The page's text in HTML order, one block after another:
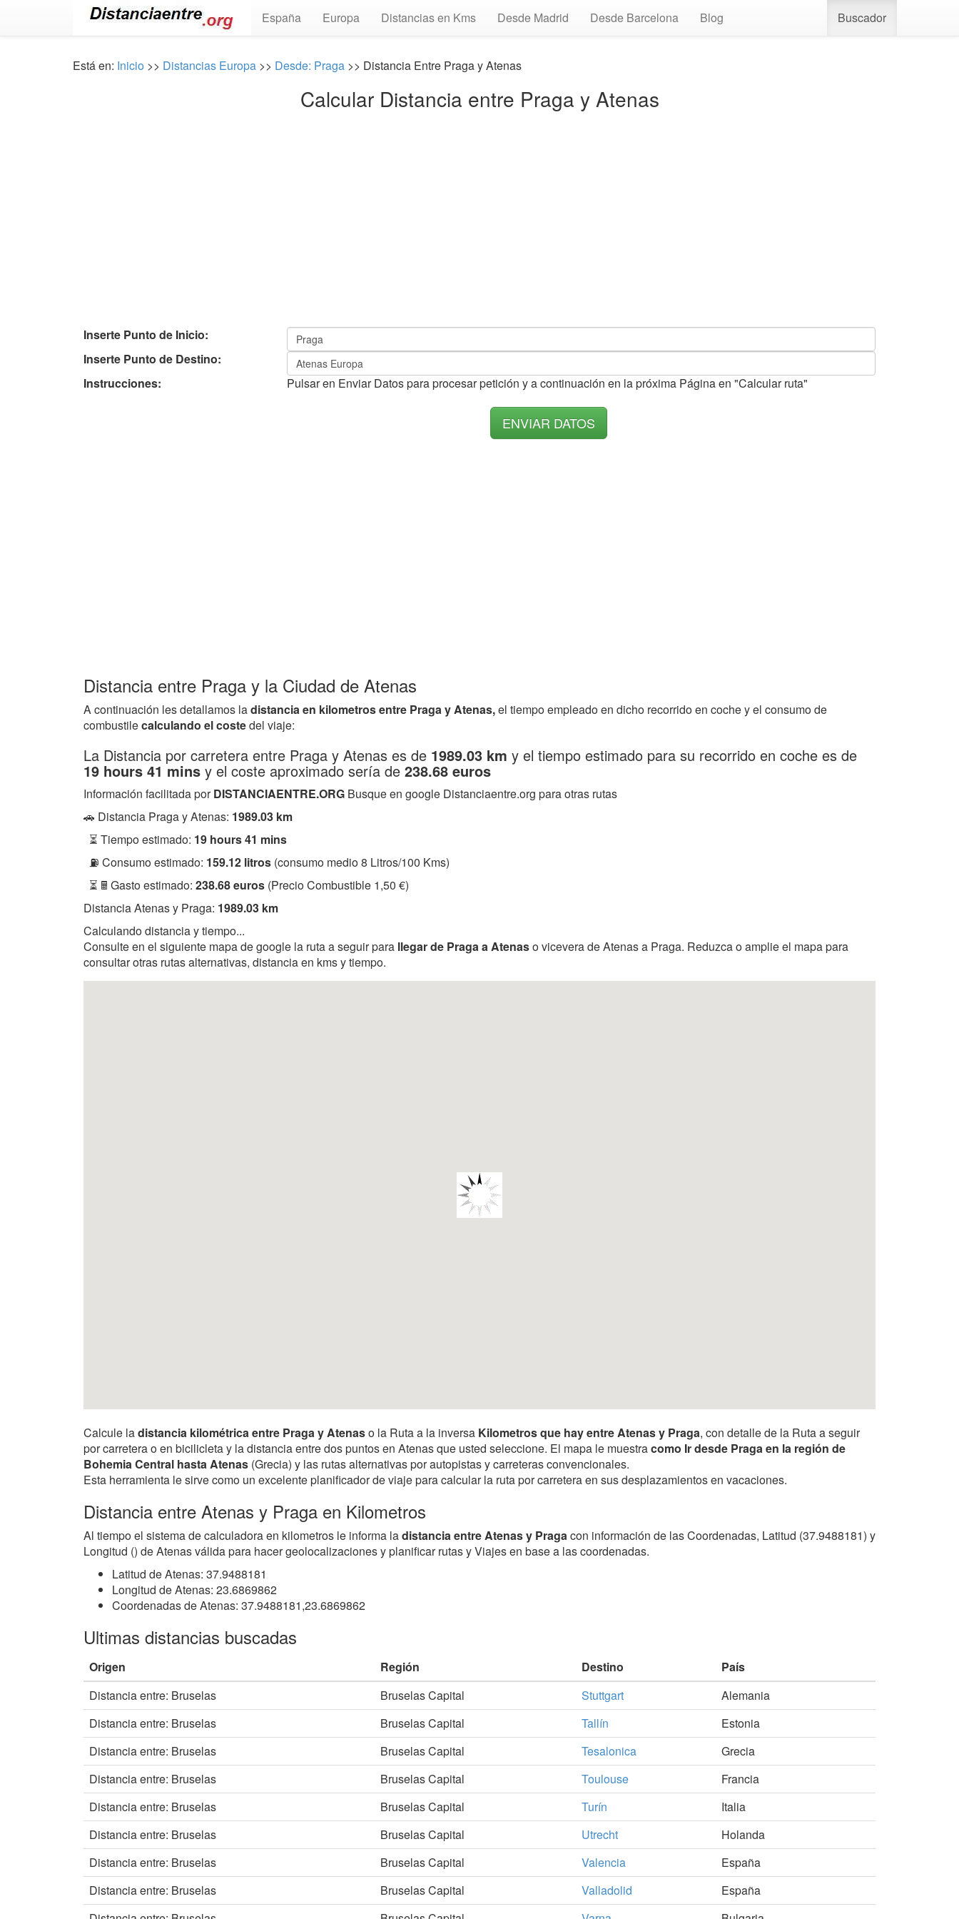
España Europa Distancias en Kms Desde Madrid Desde Barcelona Blog Buscador
Está en: Inicio >> Distancias Europa >> Desde: Praga >> Distancia Entre Praga y Atenas
Calcular Distancia entre Praga y Atenas
Inserte Punto de Inicio:
Inserte Punto de Destino:
Instrucciones:
Pulsar en Enviar Datos para procesar petición y a continuación en la próxima Página en "Calcular ruta"
Distancia entre Praga y la Ciudad de Atenas
A continuación les detallamos ladistancia en kilometros entre Praga y Atenas,el tiempo empleado en dicho recorrido en coche y el consumo de
combustilecalculando el costedel viaje:
La Distancia por carretera entre Praga y Atenas es de 1989.03 km y el tiempo estimado para su recorrido en coche es de
19 hours 41 mins y el coste aproximado sería de 238.68 euros
Información facilitada porDISTANCIAENTRE.ORG Busque en google Distanciaentre.org para otras rutas
🚗 Distancia Praga y Atenas: 1989.03 km
⏳ Tiempo estimado: 19 hours 41 mins
⛽ Consumo estimado: 159.12 litros (consumo medio 8 Litros/100 Kms)
⏳ 🖩 Gasto estimado: 238.68 euros (Precio Combustible 1,50 €)
Distancia Atenas y Praga: 1989.03 km
Calculando distancia y tiempo...
Consulte en el siguiente mapa de google la ruta a seguir para llegar de Praga a Atenaso vicevera de Atenas a Praga. Reduzca o amplie el mapa para
consultar otras rutas alternativas, distancia en kms y tiempo.
Calcule ladistancia kilométrica entre Praga y Atenaso la Ruta a la inversa Kilometros que hay entre Atenas y Praga, con detalle de la Ruta a seguir
por carretera o en bicilicleta y la distancia entre dos puntos en Atenas que usted seleccione. El mapa le muestracomo Ir desde Praga en la región de
Bohemia Central hasta Atenas (Grecia) y las rutas alternativas por autopistas y carreteras convencionales.
Esta herramienta le sirve como un excelente planificador de viaje para calcular la ruta por carretera en sus desplazamientos en vacaciones.
Distancia entre Atenas y Praga en Kilometros
Al tiempo el sistema de calculadora en kilometros le informa ladistancia entre Atenas y Pragacon información de las Coordenadas, Latitud (37.9488181) y
Longitud () de Atenas válida para hacer geolocalizaciones y planificar rutas y Viajes en base a las coordenadas.
Latitud de Atenas: 37.9488181
Longitud de Atenas: 23.6869862
Coordenadas de Atenas: 37.9488181,23.6869862
Ultimas distancias buscadas
Origen Región Destino
País
Distancia entre: Bruselas
Bruselas Capital Stuttgart
Alemania
Distancia entre: Bruselas
Bruselas Capital Tallín
Estonia
Distancia entre: Bruselas
Bruselas Capital Tesalonica
Grecia
Distancia entre: Bruselas
Bruselas Capital Toulouse
Francia
Distancia entre: Bruselas
Bruselas Capital Turín
Italia
Distancia entre: Bruselas
Bruselas Capital Utrecht
Holanda
Distancia entre: Bruselas
Bruselas Capital Valencia
España
Distancia entre: Bruselas
Bruselas Capital Valladolid
España